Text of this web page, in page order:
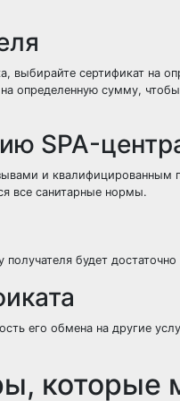
выбирайте сертификат на
определенную сумму,
SPA-
и квалифицированным
все санитарные нормы.
будет
его обмена на другие
которые